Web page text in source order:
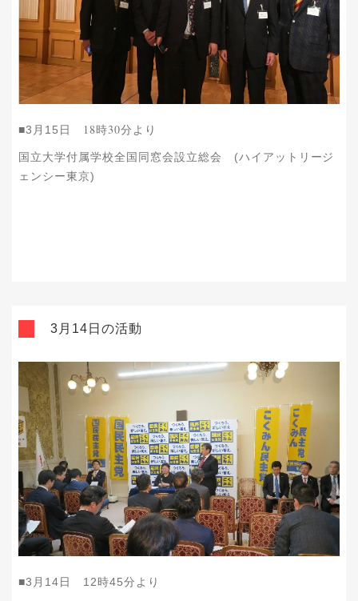
■3月15日 18時30分より
国立大学付属学校全国同窓会設立総会 (ハイアットリージ
ェンシー東京)
3月14日の活動
■3月14日 12時45分より